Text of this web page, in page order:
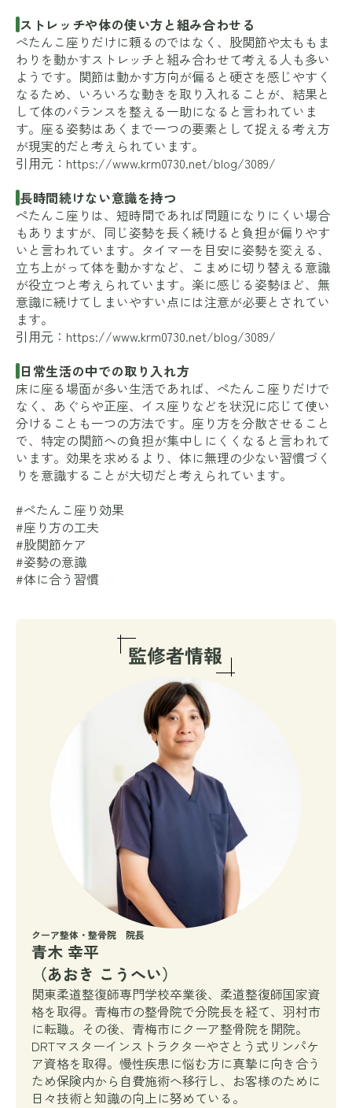
ストレッチや体の使い方と組み合わせる
ぺたんこ座りだけに頼るのではなく、股関節や太ももま
わりを動かすストレッチと組み合わせて考える人も多い
ようです。関節は動かす方向が偏ると硬さを感じやすく
なるため、いろいろな動きを取り入れることが、結果と
して体のバランスを整える一助になると言われていま
す。座る姿勢はあくまで一つの要素として捉える考え方
が現実的だと考えられています。
引用元： https://www.krm0730.net/blog/3089/
長時間続けない意識を持つ
ぺたんこ座りは、短時間であれば問題になりにくい場合
もありますが、同じ姿勢を長く続けると負担が偏りやす
いと言われています。タイマーを目安に姿勢を変える、
立ち上がって体を動かすなど、こまめに切り替える意識
が役立つと考えられています。楽に感じる姿勢ほど、無
意識に続けてしまいやすい点には注意が必要とされてい
ます。
引用元： https://www.krm0730.net/blog/3089/
日常生活の中での取り入れ方
床に座る場面が多い生活であれば、ぺたんこ座りだけで
なく、あぐらや正座、イス座りなどを状況に応じて使い
分けることも一つの方法です。座り方を分散させること
で、特定の関節への負担が集中しにくくなると言われて
います。効果を求めるより、体に無理の少ない習慣づく
りを意識することが大切だと考えられています。
#ぺたんこ座り効果
#座り方の工夫
#股関節ケア
#姿勢の意識
#体に合う習慣
クーア整体・整骨院 院長
青木 幸平
（あおき こうへい）
関東柔道整復師専門学校卒業後、柔道整復師国家資
格を取得。青梅市の整骨院で分院長を経て、羽村市
に転職。その後、青梅市にクーア整骨院を開院。
DRTマスターインストラクターやさとう式リンパケ
ア資格を取得。慢性疾患に悩む方に真摯に向き合う
ため保険内から自費施術へ移行し、お客様のために
日々技術と知識の向上に努めている。